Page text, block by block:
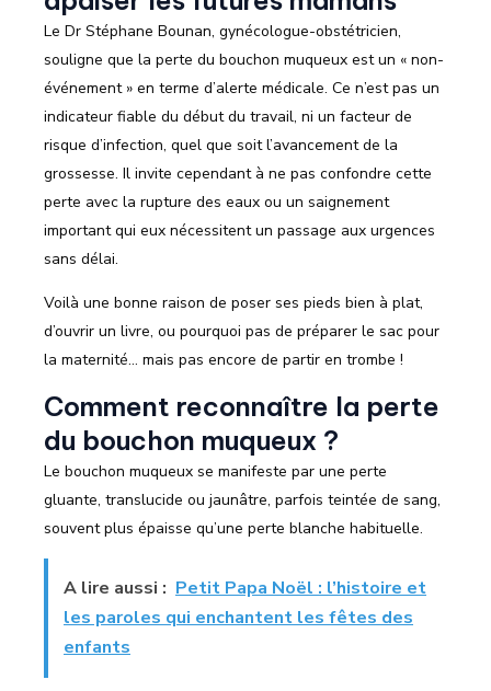
Le Dr Stéphane Bounan, gynécologue-obstétricien,
souligne que la perte du bouchon muqueux est un « non-
événement » en terme d’alerte médicale. Ce n’est pas un
indicateur fiable du début du travail, ni un facteur de
risque d’infection, quel que soit l’avancement de la
grossesse. Il invite cependant à ne pas confondre cette
perte avec la rupture des eaux ou un saignement
important qui eux nécessitent un passage aux urgences
sans délai.
Voilà une bonne raison de poser ses pieds bien à plat,
d’ouvrir un livre, ou pourquoi pas de préparer le sac pour
la maternité… mais pas encore de partir en trombe !
Comment reconnaître la perte
du bouchon muqueux ?
Le bouchon muqueux se manifeste par une perte
gluante, translucide ou jaunâtre, parfois teintée de sang,
souvent plus épaisse qu’une perte blanche habituelle.
A lire aussi : Petit Papa Noël : l’histoire et
les paroles qui enchantent les fêtes des
enfants